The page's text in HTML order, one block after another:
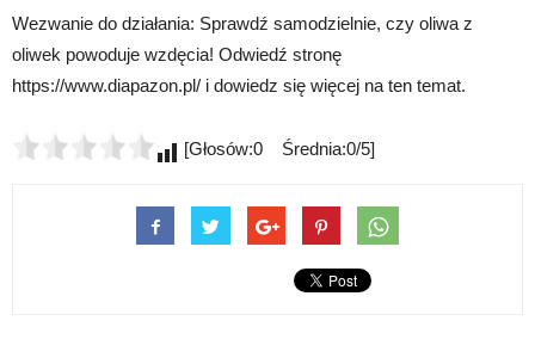
Wezwanie do działania: Sprawdź samodzielnie, czy oliwa z
oliwek powoduje wzdęcia! Odwiedź stronę
https://www.diapazon.pl/ i dowiedz się więcej na ten temat.
[Głosów:0 Średnia:0/5]